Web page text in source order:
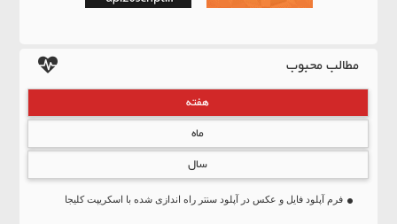
مطالب محبوب
هفته
ماه
سال
فرم آپلود فایل و عکس در آپلود سنتر راه اندازی شده با اسکریپت کلیجا